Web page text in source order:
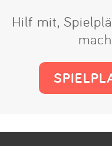
Hilf mit,